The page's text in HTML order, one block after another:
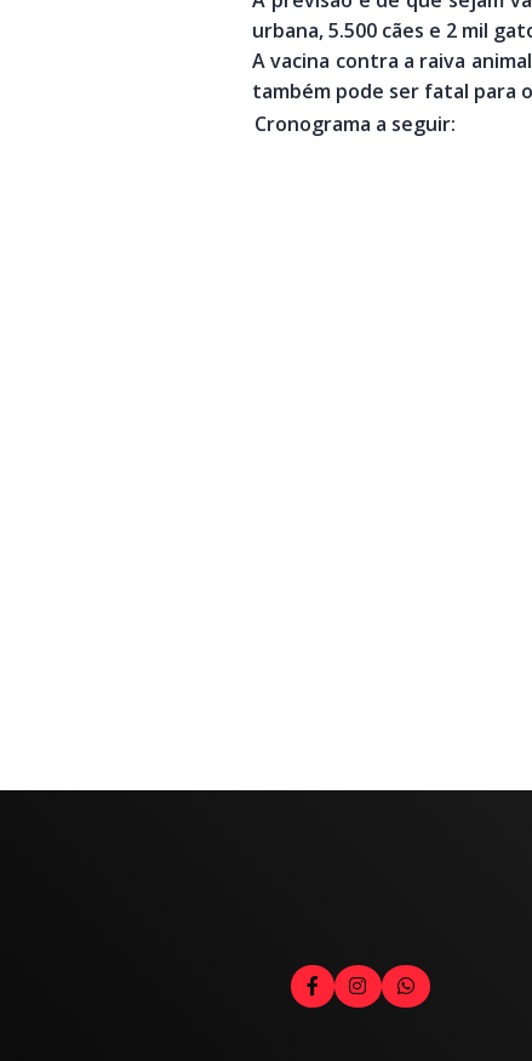
urbana, 5.500 cães e 2 mil
A vacina contra a raiva
também pode ser fatal para
Cronograma a seguir: